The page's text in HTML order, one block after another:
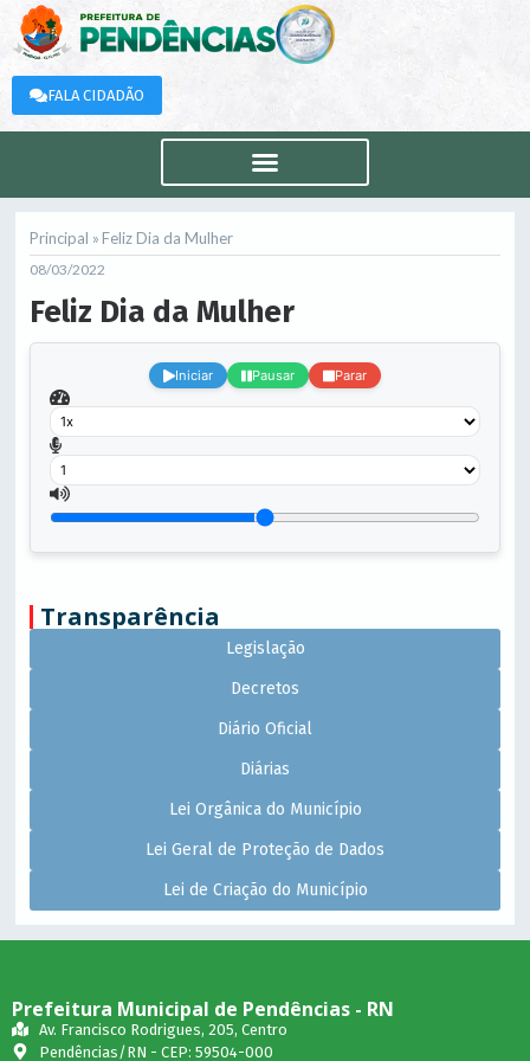
FALA CIDADÃO
Principal » Feliz Dia da Mulher
08/03/2022
Feliz Dia da Mulher.
Iniciar Pausar Parar
Transparência
Legislação
Decretos
Diário Oficial
Diárias
Lei Orgânica do Município
Lei Geral de Proteção de Dados
Lei de Criação do Município
Prefeitura Municipal de Pendências - RN
Av. Francisco Rodrigues, 205, Centro
Pendências/RN - CEP: 59504-000